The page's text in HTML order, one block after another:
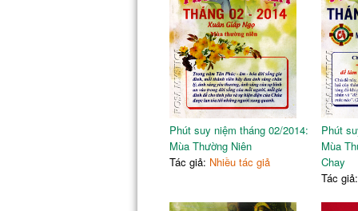
Phút suy niệm tháng 02/2014:
Mùa Thường Niên
Tác giả: Nhiều tác giả
Phút
Mùa
Chay
Tác giả: